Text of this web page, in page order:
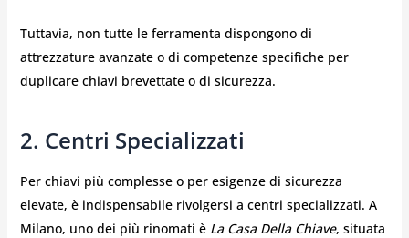
Tuttavia, non tutte le ferramenta dispongono di
attrezzature avanzate o di competenze specifiche per
duplicare chiavi brevettate o di sicurezza.
2. Centri Specializzati
Per chiavi più complesse o per esigenze di sicurezza
elevate, è indispensabile rivolgersi a centri specializzati. A
Milano, uno dei più rinomati è La Casa Della Chiave, situata